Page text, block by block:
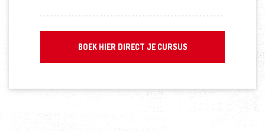
BOEK HIER DIRECT JE CURSUS